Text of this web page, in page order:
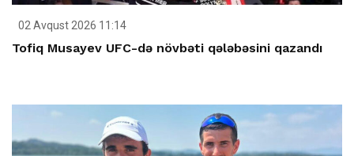
02 Avqust 2026 11:14
Tofiq Musayev UFC-də növbəti qələbəsini qazandı